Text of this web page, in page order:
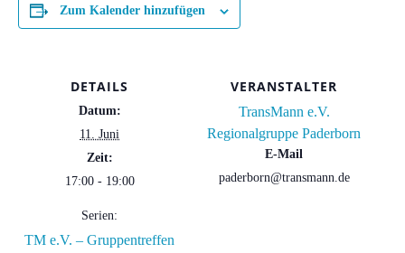
Zum Kalender hinzufügen
DETAILS
Datum:
11. Juni
Zeit:
17:00 - 19:00
Serien:
TM e.V. – Gruppentreffen
VERANSTALTER
TransMann e.V.
Regionalgruppe Paderborn
E-Mail
paderborn@transmann.de